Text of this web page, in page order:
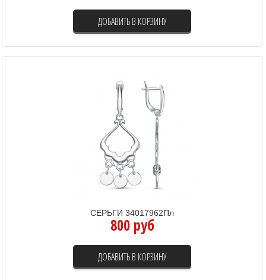
ДОБАВИТЬ В КОРЗИНУ
СЕРЬГИ 34017962Пл
800 руб
ДОБАВИТЬ В КОРЗИНУ